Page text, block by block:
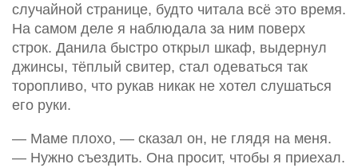
случайной странице, будто читала всё это время.
На самом деле я наблюдала за ним поверх
строк. Данила быстро открыл шкаф, выдернул
джинсы, тёплый свитер, стал одеваться так
торопливо, что рукав никак не хотел слушаться
его руки.
— Маме плохо, — сказал он, не глядя на меня.
— Нужно съездить. Она просит, чтобы я приехал.